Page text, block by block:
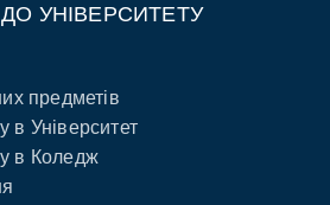
УНІВЕРСИТЕТУ
предметів
в Університет
в Коледж